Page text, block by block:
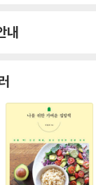
가늠할 수 있다. 중간
.
내